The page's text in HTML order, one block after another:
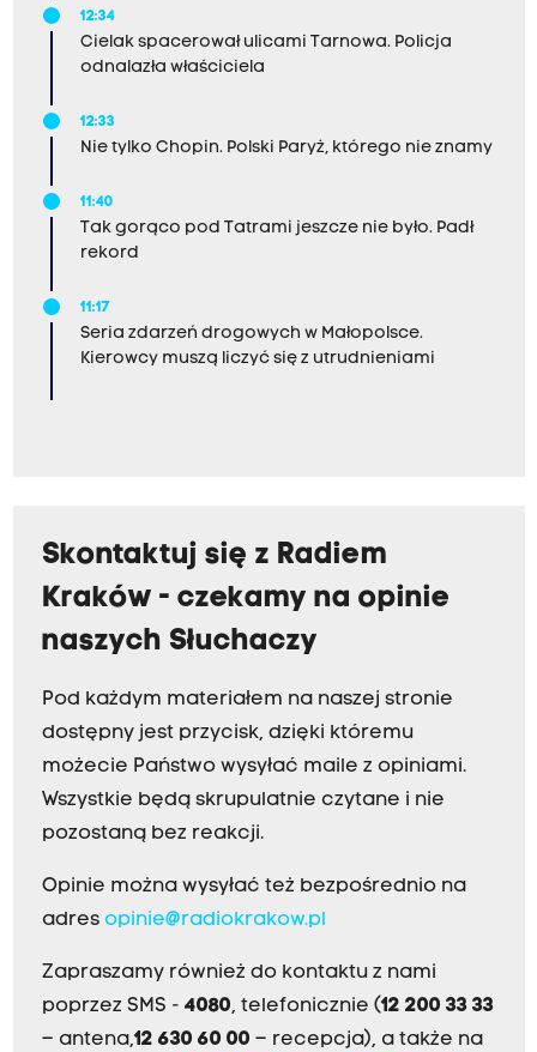
12:34
Cielak spacerował ulicami Tarnowa. Policja
odnalazła właściciela
12:33
Nie tylko Chopin. Polski Paryż, którego nie znamy
11:40
Tak gorąco pod Tatrami jeszcze nie było. Padł
rekord
11:17
Seria zdarzeń drogowych w Małopolsce.
Kierowcy muszą liczyć się z utrudnieniami
Skontaktuj się z Radiem
Kraków - czekamy na opinie
naszych Słuchaczy
Pod każdym materiałem na naszej stronie
dostępny jest przycisk, dzięki któremu
możecie Państwo wysyłać maile z opiniami.
Wszystkie będą skrupulatnie czytane i nie
pozostaną bez reakcji.
Opinie można wysyłać też bezpośrednio na
adres opinie@radiokrakow.pl
Zapraszamy również do kontaktu z nami
poprzez SMS - 4080, telefonicznie (12 200 33 33
– antena,12 630 60 00 – recepcja), a także na